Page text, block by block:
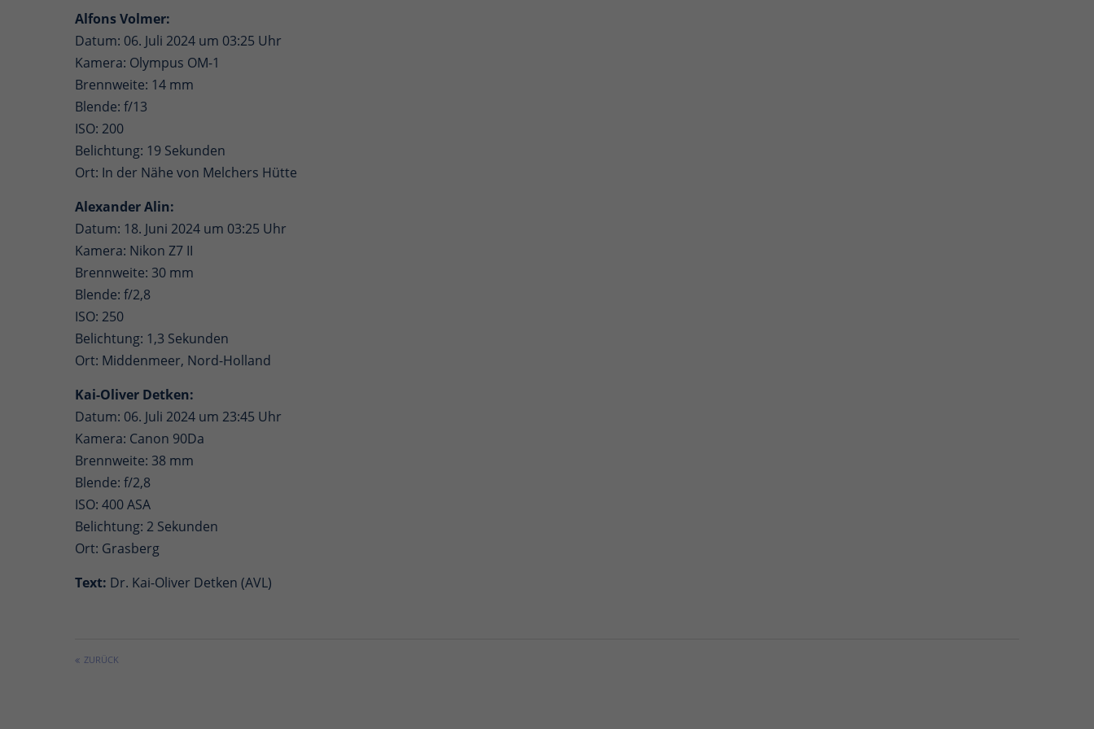
Alfons Volmer:
Datum: 06. Juli 2024 um 03:25 Uhr
Kamera: Olympus OM-1
Brennweite: 14 mm
Blende: f/13
ISO: 200
Belichtung: 19 Sekunden
Ort: In der Nähe von Melchers Hütte
Alexander Alin:
Datum: 18. Juni 2024 um 03:25 Uhr
Kamera: Nikon Z7 II
Brennweite: 30 mm
Blende: f/2,8
ISO: 250
Belichtung: 1,3 Sekunden
Ort: Middenmeer, Nord-Holland
Kai-Oliver Detken:
Datum: 06. Juli 2024 um 23:45 Uhr
Kamera: Canon 90Da
Brennweite: 38 mm
Blende: f/2,8
ISO: 400 ASA
Belichtung: 2 Sekunden
Ort: Grasberg
Text: Dr. Kai-Oliver Detken (AVL)
ZURÜCK